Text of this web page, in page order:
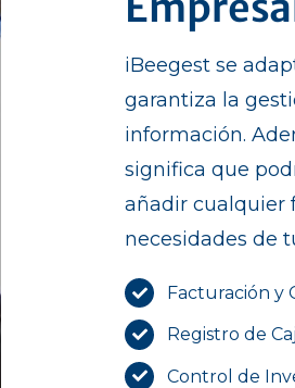
iBeegest se
garantiza la
información.
significa que
añadir cualquier
necesidades de
Facturación y
Registro de
Control de